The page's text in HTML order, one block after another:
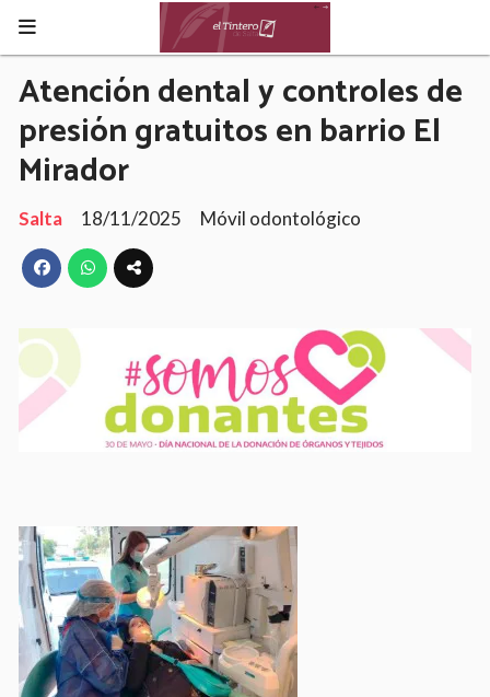
Atención dental y controles de
presión gratuitos en barrio El
Mirador
Salta 18/11/2025 Móvil odontológico